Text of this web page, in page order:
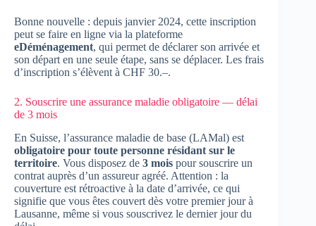
Bonne nouvelle : depuis janvier 2024, cette inscription
peut se faire en ligne via la plateforme
eDéménagement, qui permet de déclarer son arrivée et
son départ en une seule étape, sans se déplacer. Les frais
d’inscription s’élèvent à CHF 30.–.
2. Souscrire une assurance maladie obligatoire — délai
de 3 mois
En Suisse, l’assurance maladie de base (LAMal) est
obligatoire pour toute personne résidant sur le
territoire. Vous disposez de 3 mois pour souscrire un
contrat auprès d’un assureur agréé. Attention : la
couverture est rétroactive à la date d’arrivée, ce qui
signifie que vous êtes couvert dès votre premier jour à
Lausanne, même si vous souscrivez le dernier jour du